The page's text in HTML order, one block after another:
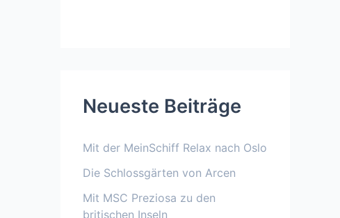
Neueste Beiträge
Mit der MeinSchiff Relax nach Oslo
Die Schlossgärten von Arcen
Mit MSC Preziosa zu den
britischen Inseln